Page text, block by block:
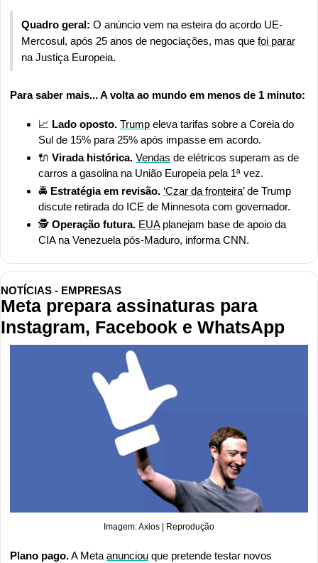
Quadro geral: O anúncio vem na esteira do acordo UE-
Mercosul, após 25 anos de negociações, mas que foi parar
na Justiça Europeia.
Para saber mais... A volta ao mundo em menos de 1 minuto:
📈 Lado oposto. Trump eleva tarifas sobre a Coreia do
Sul de 15% para 25% após impasse em acordo.
🔌 Virada histórica. Vendas de elétricos superam as de
carros a gasolina na União Europeia pela 1ª vez.
🚔 Estratégia em revisão. ‘Czar da fronteira’ de Trump
discute retirada do ICE de Minnesota com governador.
🕵️ Operação futura. EUA planejam base de apoio da
CIA na Venezuela pós-Maduro, informa CNN.
NOTÍCIAS - EMPRESAS
Meta prepara assinaturas para
Instagram, Facebook e WhatsApp
Imagem: Axios | Reprodução
Plano pago. A Meta anunciou que pretende testar novos